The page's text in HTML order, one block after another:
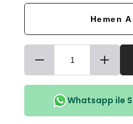
Hemen
Whatsapp ile